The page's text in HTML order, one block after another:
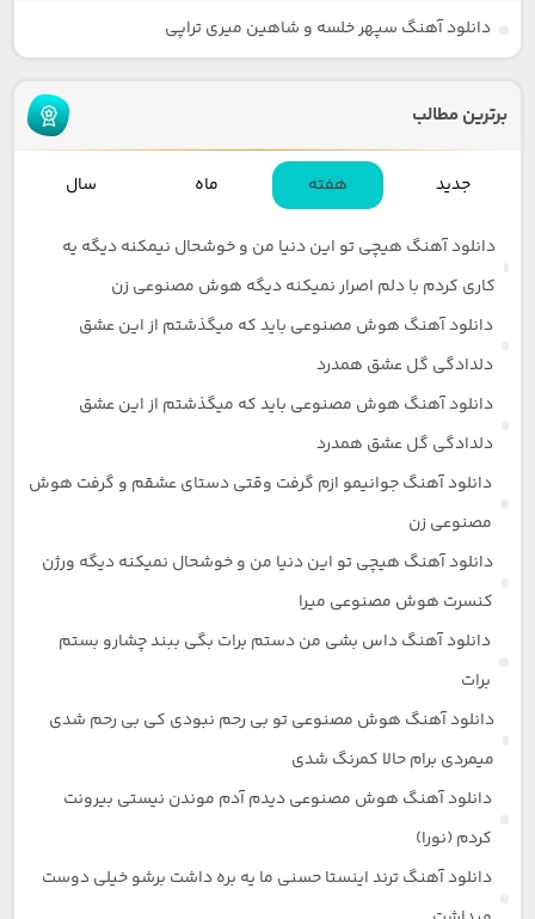
دانلود آهنگ سپهر خلسه و شاهین میری تراپی
برترین مطالب
جدید هفته ماه سال
دانلود آهنگ هیچی تو این دنیا من و خوشحال نیمکنه دیگه یه
کاری کردم با دلم اصرار نمیکنه دیگه هوش مصنوعی زن
دانلود آهنگ هوش مصنوعی باید که میگذشتم از این عشق
دلدادگی گل عشق همدرد
دانلود آهنگ هوش مصنوعی باید که میگذشتم از این عشق
دلدادگی گل عشق همدرد
دانلود آهنگ جوانیمو ازم گرفت وقتی دستای عشقم و گرفت هوش
مصنوعی زن
دانلود آهنگ هیچی تو این دنیا من و خوشحال نمیکنه دیگه ورژن
کنسرت هوش مصنوعی میرا
دانلود آهنگ داس بشی من دستم برات بگی ببند چشارو بستم
برات
دانلود آهنگ هوش مصنوعی تو بی رحم نبودی کی بی رحم شدی
میمردی برام حالا کمرنگ شدی
دانلود آهنگ هوش مصنوعی دیدم آدم موندن نیستی بیرونت
کردم (نورا)
دانلود آهنگ ترند اینستا حسنی ما یه بره داشت برشو خیلی دوست